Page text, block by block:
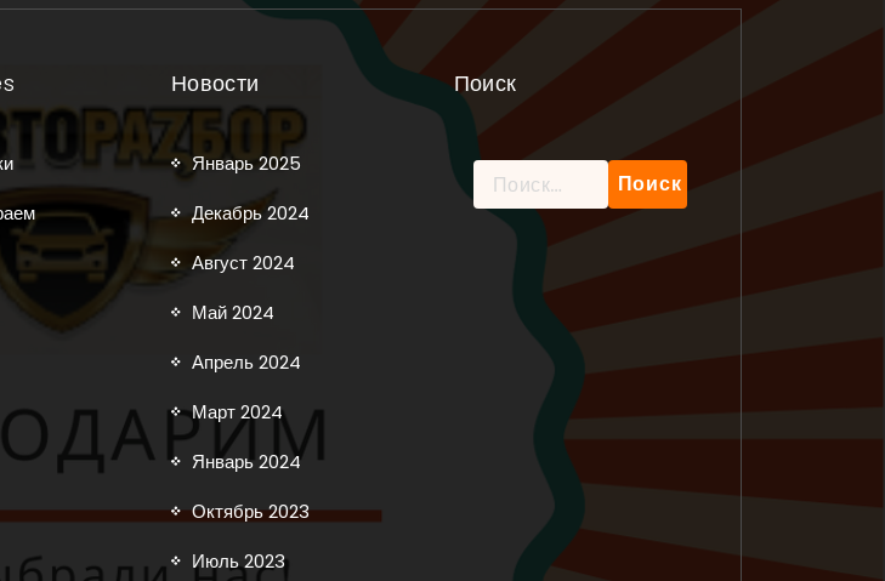
Новости
Январь 2025
Декабрь 2024
Август 2024
Май 2024
Апрель 2024
Март 2024
Январь 2024
Октябрь 2023
Июль 2023
Поиск
Найти: